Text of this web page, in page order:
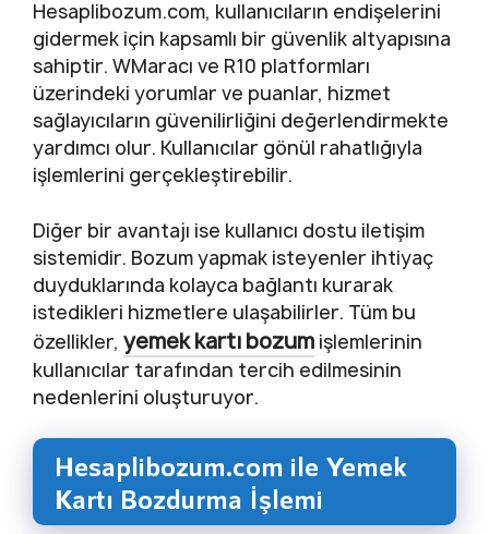
Hesaplibozum.com, kullanıcıların endişelerini
gidermek için kapsamlı bir güvenlik altyapısına
sahiptir. WMaracı ve R10 platformları
üzerindeki yorumlar ve puanlar, hizmet
sağlayıcıların güvenilirliğini değerlendirmekte
yardımcı olur. Kullanıcılar gönül rahatlığıyla
işlemlerini gerçekleştirebilir.
Diğer bir avantajı ise kullanıcı dostu iletişim
sistemidir. Bozum yapmak isteyenler ihtiyaç
duyduklarında kolayca bağlantı kurarak
istedikleri hizmetlere ulaşabilirler. Tüm bu
özellikler, yemek kartı bozum işlemlerinin
kullanıcılar tarafından tercih edilmesinin
nedenlerini oluşturuyor.
Hesaplibozum.com ile Yemek
Kartı Bozdurma İşlemi